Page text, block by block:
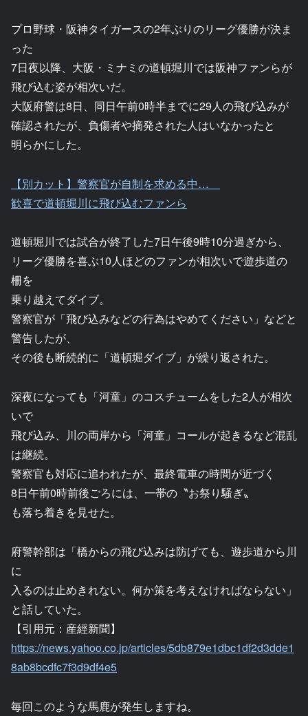
プロ野球・阪神タイガースの2年ぶりのリーグ優勝が決ま
った
7日夜以降、大阪・ミナミの道頓堀川では阪神ファンらが
飛び込む姿が相次いだ。
大阪府警は8日、同日午前0時半までに29人の飛び込みが
確認されたが、負傷者や摘発された人はいなかったと
明らかにした。
【別カット】警察官が自制を求める中…
歓喜で道頓堀川に飛び込むファンら
道頓堀川では試合が終了した7日午後9時10分過ぎから、
リーグ優勝を喜ぶ10人ほどのファンが相次いで遊歩道の
柵を
乗り越えてダイブ。
警察官が「飛び込みなどの行為はやめてください」などと
警告したが、
その後も断続的に「道頓堀ダイブ」が繰り返された。
深夜になっても「河童」のコスチュームをした2人が相次
いで
飛び込み、川の両岸から「河童」コールが起きるなど混乱
は継続。
警察官も対応に追われたが、最終電車の時間が近づく
8日午前0時前後ごろには、一帯の〝お祭り騒ぎ〟
も落ち着きを見せた。
府警幹部は「橋からの飛び込みは防げても、遊歩道から川
に
入るのは止めきれない。何か策を考えなければならない」
と話していた。
【引用元：産經新聞】
https://news.yahoo.co.jp/articles/5db879e1dbc1df2d3dde1
8ab8bcdfc7f3d9df4e5
毎回このような馬鹿が発生しますね。